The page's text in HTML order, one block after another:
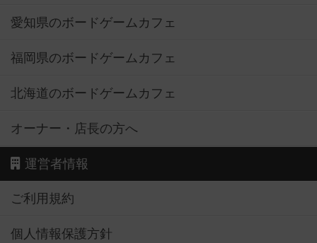
愛知県のボードゲームカフェ
福岡県のボードゲームカフェ
北海道のボードゲームカフェ
オーナー・店長の方へ
運営者情報
ご利用規約
個人情報保護方針